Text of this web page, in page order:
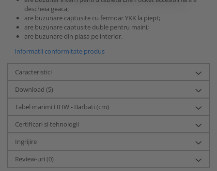
descheia geaca;
are buzunare captusite cu fermoar YKK la piept;
are buzunare captusite duble pentru maini;
are buzunare din plasa pe interior.
Informatii conformitate produs
Caracteristici
Download (5)
Tabel marimi HHW - Barbati (cm)
Certificari si tehnologii
Ingrijire
Review-uri (0)